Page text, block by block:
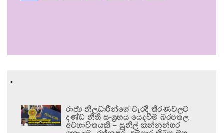
.
රාජ්‍ය නිලධාරීන්ගේ වැරදි තීරණවලට
දණ්ඩ නීති සංග්‍රහය යෙදවීම බරපතල
අවභාවිතයකි – සුනිල් කන්නන්ගර